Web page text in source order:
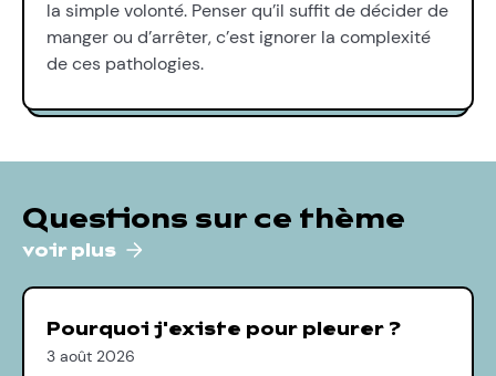
la simple volonté. Penser qu’il suffit de décider de
manger ou d’arrêter, c’est ignorer la complexité
de ces pathologies.
Questions sur ce thème
voir plus
Pourquoi j'existe pour pleurer ?
3 août 2026